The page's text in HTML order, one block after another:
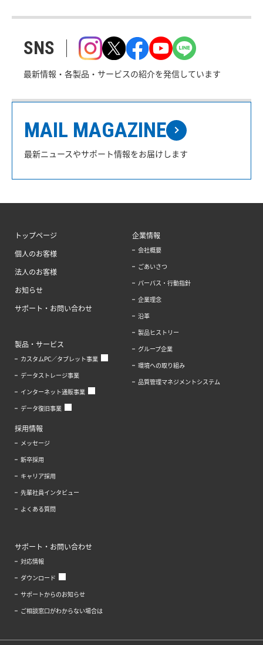
SNS
最新情報・各製品・サービスの紹介を発信しています
MAIL MAGAZINE
最新ニュースやサポート情報をお届けします
トップページ
個人のお客様
法人のお客様
お知らせ
サポート・お問い合わせ
製品・サービス
カスタムPC／タブレット事業
データストレージ事業
インターネット通販事業
データ復旧事業
企業情報
会社概要
ごあいさつ
パーパス・行動指針
企業理念
沿革
製品ヒストリー
グループ企業
環境への取り組み
品質管理マネジメントシステム
採用情報
メッセージ
新卒採用
キャリア採用
先輩社員インタビュー
よくある質問
サポート・お問い合わせ
対応情報
ダウンロード
サポートからのお知らせ
ご相談窓口がわからない場合は